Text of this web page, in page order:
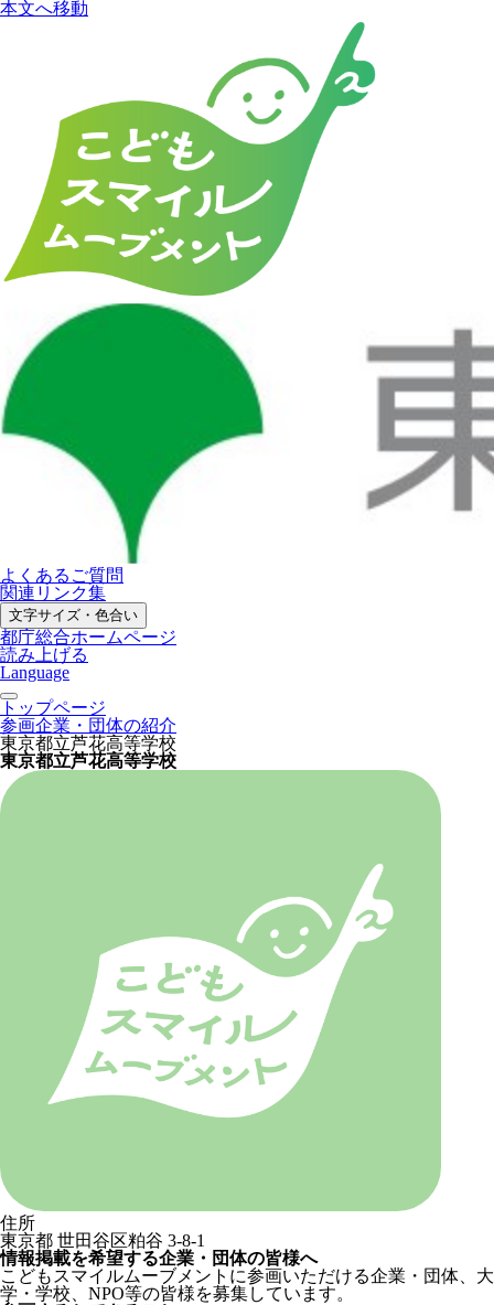
本文へ移動
よくあるご質問
関連リンク集
文字サイズ・色合い
都庁総合ホームページ
読み上げる
Language
トップページ
参画企業・団体の紹介
東京都立芦花高等学校
東京都立芦花高等学校
住所
東京都 世田谷区粕谷 3-8-1
情報掲載を希望する企業・団体の皆様へ
こどもスマイルムーブメントに参画いただける企業・団体、大
学・学校、NPO等の皆様を募集しています。